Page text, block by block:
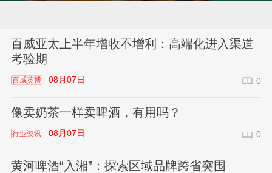
百威亚太上半年增收不增利：高端化进入渠道
考验期
百威英博 08月07日 0
像卖奶茶一样卖啤酒，有用吗？
行业资讯 08月07日 0
黄河啤酒“入湘”：探索区域品牌跨省突围